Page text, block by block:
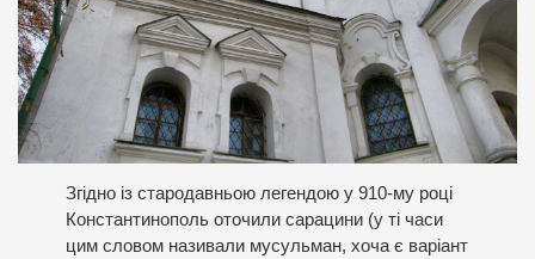
Згідно із стародавньою легендою у 910-му році
Константинополь оточили сарацини (у ті часи
цим словом називали мусульман, хоча є варіант